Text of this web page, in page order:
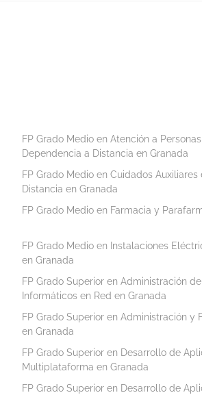
FP Grado Medio en Atención a
Dependencia a Distancia en Granada
FP Grado Medio en Cuidados
Distancia en Granada
FP Grado Medio en Farmacia y
FP Grado Medio en Instalaciones
en Granada
FP Grado Superior en Administración
Informáticos en Red en Granada
FP Grado Superior en Administración y
en Granada
FP Grado Superior en Desarrollo de
Multiplataforma en Granada
FP Grado Superior en Desarrollo de